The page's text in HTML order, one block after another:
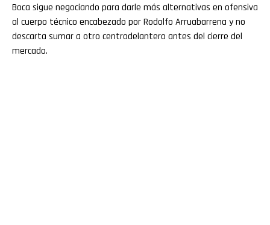
Boca sigue negociando para darle más alternativas en ofensiva
al cuerpo técnico encabezado por Rodolfo Arruabarrena y no
descarta sumar a otro centrodelantero antes del cierre del
mercado.